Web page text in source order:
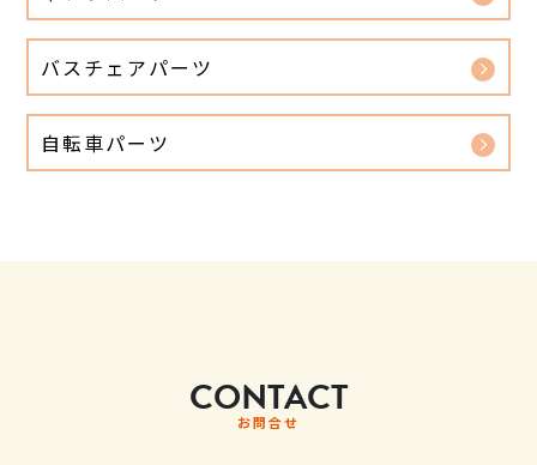
バスチェアパーツ
自転車パーツ
CONTACT
お問合せ